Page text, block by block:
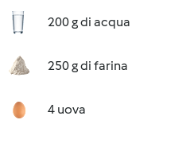
200 g di acqua
250 g di farina
4 uova